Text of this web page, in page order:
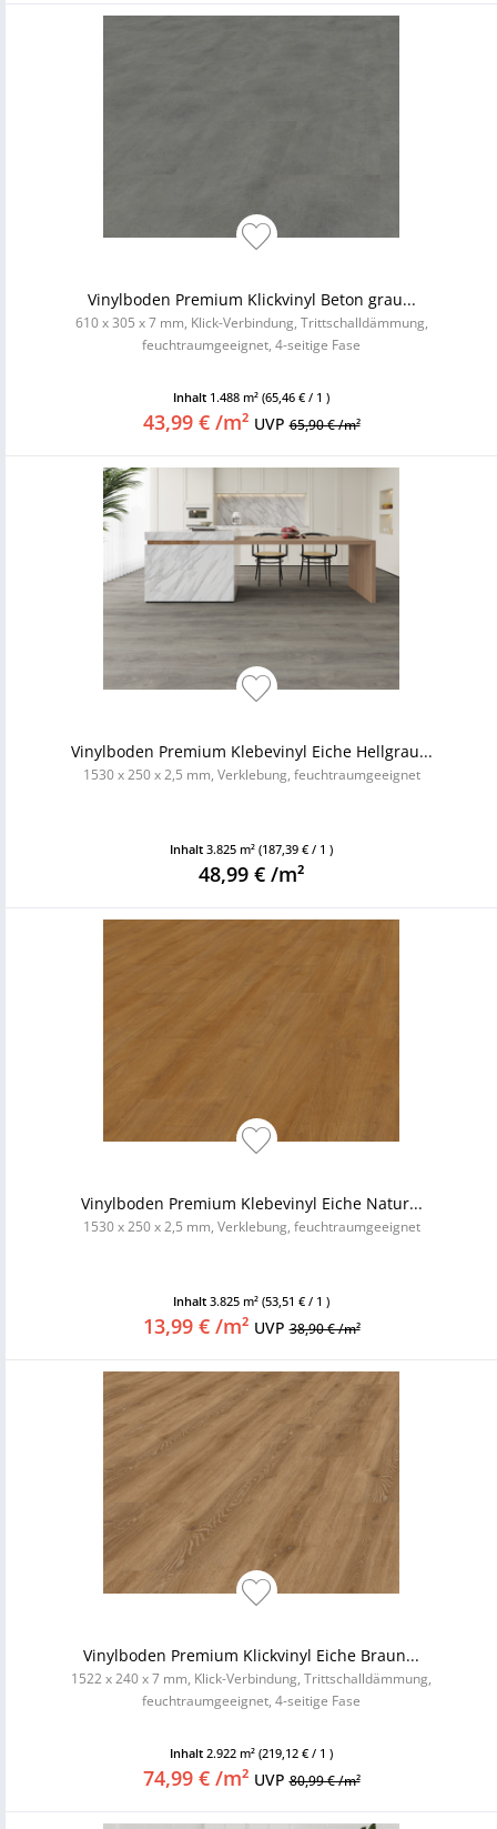
Vinylboden Premium Klickvinyl Beton grau...
610 x 305 x 7 mm, Klick-Verbindung, Trittschalldämmung,
feuchtraumgeeignet, 4-seitige Fase
Inhalt 1.488 m² (65,46 € / 1 )
43,99 € /m² UVP65,90 € /m²
Vinylboden Premium Klebevinyl Eiche Hellgrau...
1530 x 250 x 2,5 mm, Verklebung, feuchtraumgeeignet
Inhalt 3.825 m² (187,39 € / 1 )
48,99 € /m²
Vinylboden Premium Klebevinyl Eiche Natur...
1530 x 250 x 2,5 mm, Verklebung, feuchtraumgeeignet
Inhalt 3.825 m² (53,51 € / 1 )
13,99 € /m² UVP38,90 € /m²
Vinylboden Premium Klickvinyl Eiche Braun...
1522 x 240 x 7 mm, Klick-Verbindung, Trittschalldämmung,
feuchtraumgeeignet, 4-seitige Fase
Inhalt 2.922 m² (219,12 € / 1 )
74,99 € /m² UVP80,99 € /m²